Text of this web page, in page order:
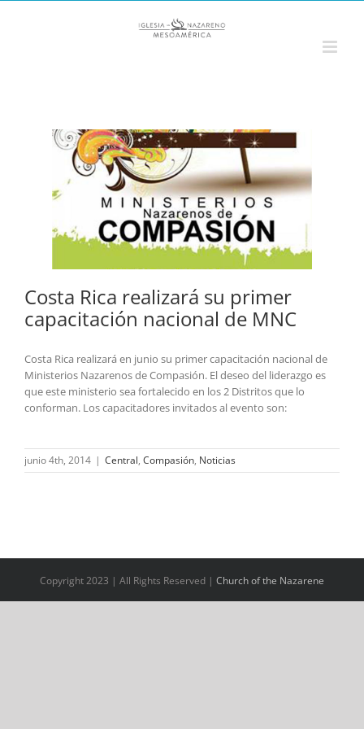
Costa Rica realizará su primer
capacitación nacional de MNC
Costa Rica realizará en junio su primer capacitación nacional de
Ministerios Nazarenos de Compasión. El deseo del liderazgo es
que este ministerio sea fortalecido en los 2 Distritos que lo
conforman. Los capacitadores invitados al evento son:
junio 4th, 2014 | Central, Compasión, Noticias
Copyright 2023 | All Rights Reserved | Church of the Nazarene